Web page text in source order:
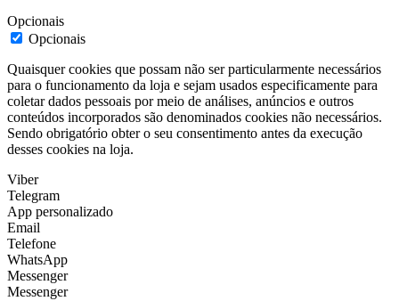
Opcionais
Opcionais
Quaisquer cookies que possam não ser particularmente necessários
para o funcionamento da loja e sejam usados especificamente para
coletar dados pessoais por meio de análises, anúncios e outros
conteúdos incorporados são denominados cookies não necessários.
Sendo obrigatório obter o seu consentimento antes da execução
desses cookies na loja.
Viber
Telegram
App personalizado
Email
Telefone
WhatsApp
Messenger
Messenger